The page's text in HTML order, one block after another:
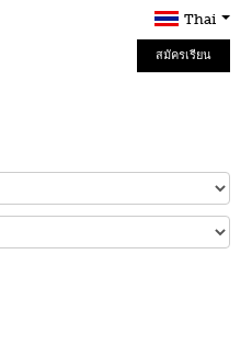
Thai
สมัครเรียน
Online